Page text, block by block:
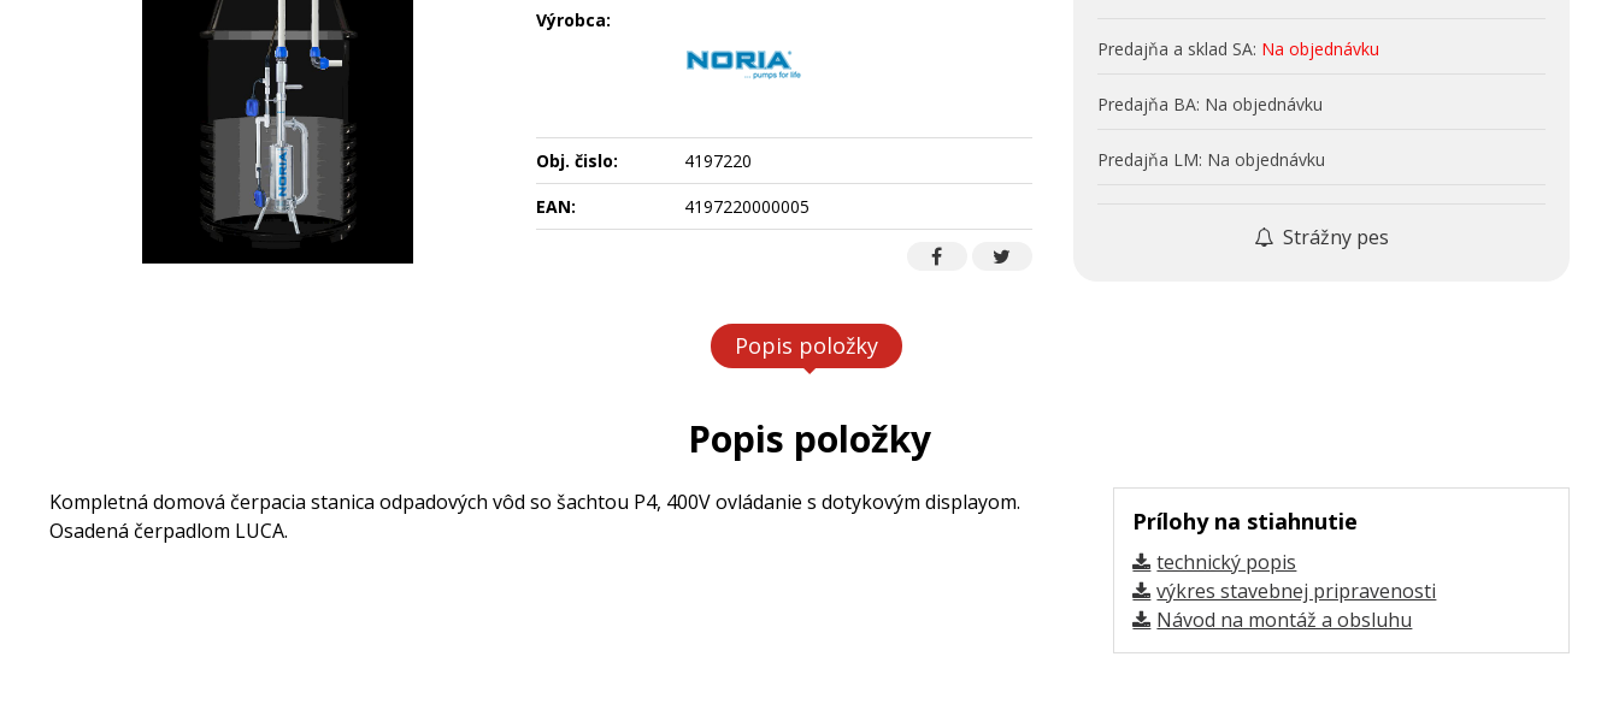
Predajňa a sklad SA: Na objednávku
Predajňa BA: Na objednávku
Predajňa LM: Na objednávku
Strážny pes
Výrobca:
Obj. čislo:
4197220
EAN:
4197220000005
Popis položky
Popis položky
Prílohy na stiahnutie
technický popis
výkres stavebnej pripravenosti
Návod na montáž a obsluhu
Kompletná domová čerpacia stanica odpadových vôd so šachtou P4, 400V ovládanie s dotykovým displayom.
Osadená čerpadlom LUCA.